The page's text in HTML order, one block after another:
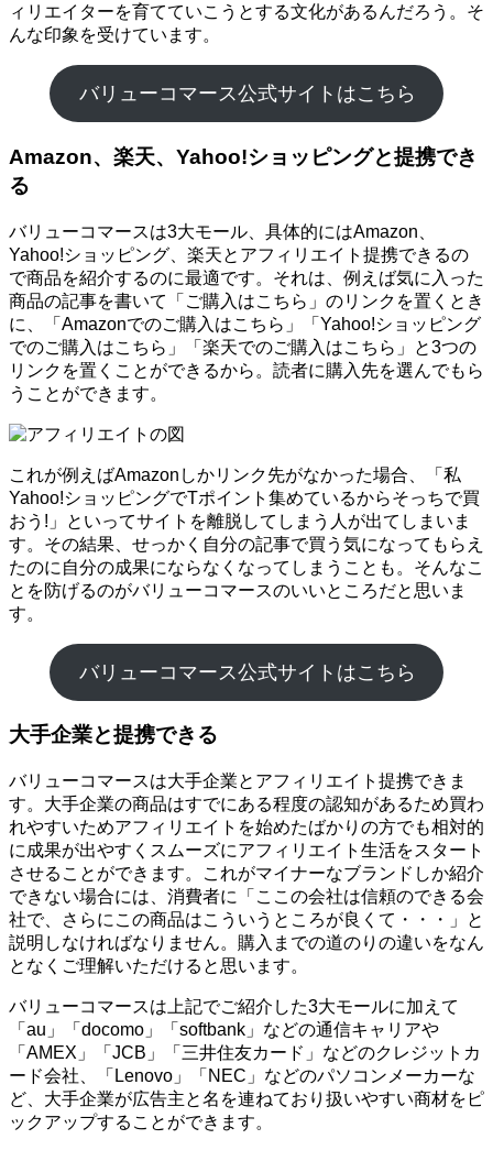
ィリエイターを育てていこうとする文化があるんだろう。そ
んな印象を受けています。
バリューコマース公式サイトはこちら
Amazon、楽天、Yahoo!ショッピングと提携でき
る
バリューコマースは3大モール、具体的にはAmazon、
Yahoo!ショッピング、楽天とアフィリエイト提携できるの
で商品を紹介するのに最適です。それは、例えば気に入った
商品の記事を書いて「ご購入はこちら」のリンクを置くとき
に、「Amazonでのご購入はこちら」「Yahoo!ショッピング
でのご購入はこちら」「楽天でのご購入はこちら」と3つの
リンクを置くことができるから。読者に購入先を選んでもら
うことができます。
これが例えばAmazonしかリンク先がなかった場合、「私
Yahoo!ショッピングでTポイント集めているからそっちで買
おう!」といってサイトを離脱してしまう人が出てしまいま
す。その結果、せっかく自分の記事で買う気になってもらえ
たのに自分の成果にならなくなってしまうことも。そんなこ
とを防げるのがバリューコマースのいいところだと思いま
す。
バリューコマース公式サイトはこちら
大手企業と提携できる
バリューコマースは大手企業とアフィリエイト提携できま
す。大手企業の商品はすでにある程度の認知があるため買わ
れやすいためアフィリエイトを始めたばかりの方でも相対的
に成果が出やすくスムーズにアフィリエイト生活をスタート
させることができます。これがマイナーなブランドしか紹介
できない場合には、消費者に「ここの会社は信頼のできる会
社で、さらにこの商品はこういうところが良くて・・・」と
説明しなければなりません。購入までの道のりの違いをなん
となくご理解いただけると思います。
バリューコマースは上記でご紹介した3大モールに加えて
「au」「docomo」「softbank」などの通信キャリアや
「AMEX」「JCB」「三井住友カード」などのクレジットカ
ード会社、「Lenovo」「NEC」などのパソコンメーカーな
ど、大手企業が広告主と名を連ねており扱いやすい商材をピ
ックアップすることができます。